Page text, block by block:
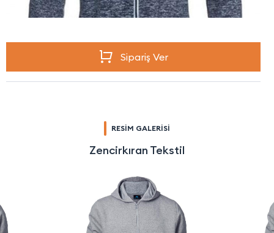
Sipariş Ver
RESİM GALERİSİ
Zencirkıran Tekstil